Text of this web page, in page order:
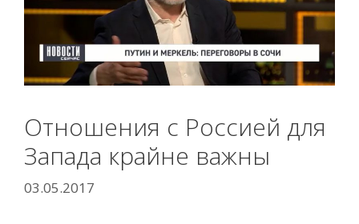
Отношения с Россией для
Запада крайне важны
03.05.2017